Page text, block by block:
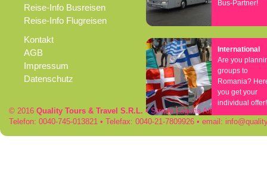
Reise-Info Busreisen
Reise-Info Flugreisen
Kontakt
AGB
Impressum
Datenschutz
Bus-Partner!
International
Are you
groups to
Romania?
you get your
individual offer!
© 2016 Quality Tours & Travel S.R.L. • Strada Laguna Albastra 50 • RO-
Telefon: 0040-745-013821 • Telefax: 0040-21-7809926 • email: info